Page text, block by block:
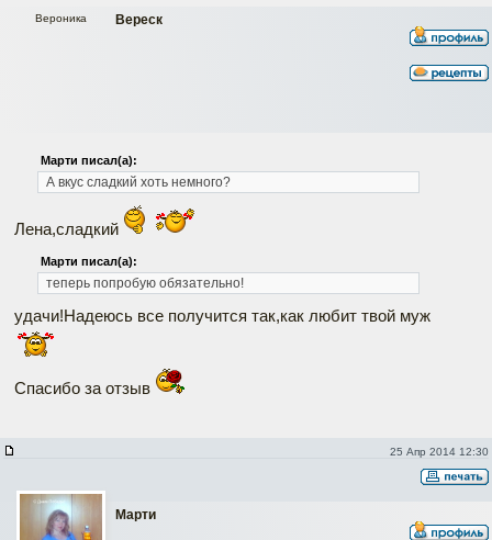
Вереск
Вероника
Марти писал(а):
А вкус сладкий хоть немного?
Лена,сладкий
Марти писал(а):
теперь попробую обязательно!
удачи!Надеюсь все получится так,как любит твой муж
Спасибо за отзыв
25 Апр 2014 12:30
Марти